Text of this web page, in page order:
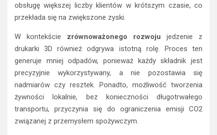
obsługę większej liczby klientów w krótszym czasie, co
przekłada się na zwiększone zyski.
W kontekście zrównoważonego rozwoju jedzenie z
drukarki 3D również odgrywa istotną rolę. Proces ten
generuje mniej odpadów, ponieważ każdy składnik jest
precyzyjnie wykorzystywany, a nie pozostawia się
nadmiarów czy resztek. Ponadto, możliwość tworzenia
żywności lokalnie, bez konieczności długotrwałego
transportu, przyczynia się do ograniczenia emisji CO2
związanej z przemysłem spożywczym.